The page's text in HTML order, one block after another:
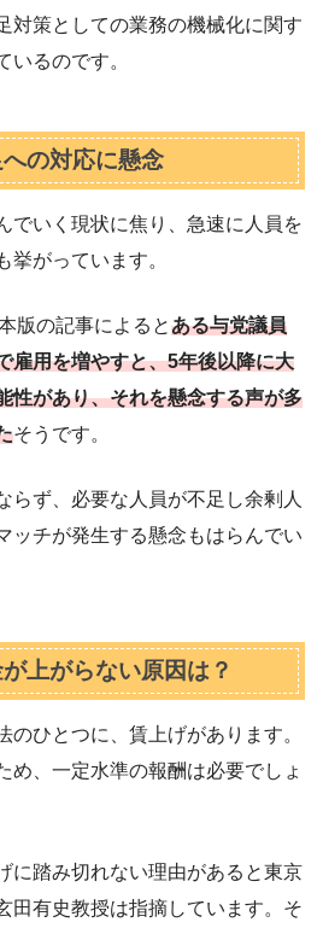
対策としての業務の機械化に関す
いるのです。
の対応に懸念
でいく現状に焦り、急速に人員を
挙がっています。
版の記事によるとある与党議員
雇用を増やすと、5年後以降に大
性があり、それを懸念する声が多
そうです。
らず、必要な人員が不足し余剰人
ッチが発生する懸念もはらんでい
上がらない原因は？
のひとつに、賃上げがあります。
め、一定水準の報酬は必要でしょ
に踏み切れない理由があると東京
田有史教授は指摘しています。そ